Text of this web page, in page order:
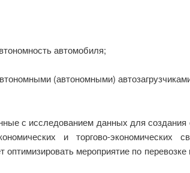
автомобиля;
(автономными)
с исследованием данных для
и торгово-экономических
мероприятие по перевозке